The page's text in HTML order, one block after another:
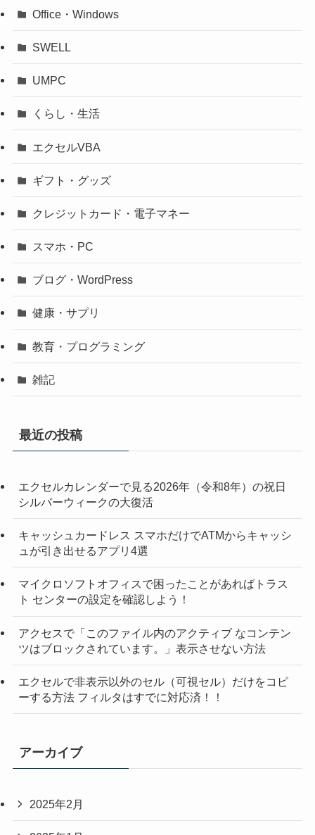
Office・Windows
SWELL
UMPC
くらし・生活
エクセルVBA
ギフト・グッズ
クレジットカード・電子マネー
スマホ・PC
ブログ・WordPress
健康・サプリ
教育・プログラミング
雑記
最近の投稿
エクセルカレンダーで見る2026年（令和8年）の祝日
シルバーウィークの大復活
キャッシュカードレス スマホだけでATMからキャッシ
ュが引き出せるアプリ4選
マイクロソフトオフィスで困ったことがあればトラス
ト センターの設定を確認しよう！
アクセスで「このファイル内のアクティブ なコンテン
ツはブロックされています。」表示させない方法
エクセルで非表示以外のセル（可視セル）だけをコピ
ーする方法 フィルタはすでに対応済！！
アーカイブ
2025年2月